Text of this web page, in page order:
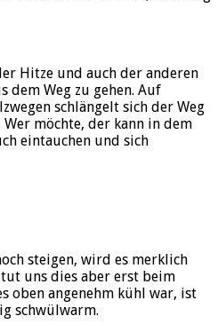
Hitze und auch der anderen
dem Weg zu gehen. Auf
schlängelt sich der Weg
möchte, der kann in dem
eintauchen und sich
steigen, wird es merklich
uns dies aber erst beim
oben angenehm kühl war, ist
schwülwarm.